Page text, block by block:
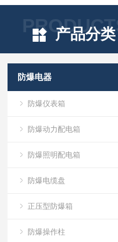
PRODUCTS
产品分类
防爆电器
防爆仪表箱
防爆动力配电箱
防爆照明配电箱
防爆电缆盘
正压型防爆箱
防爆操作柱